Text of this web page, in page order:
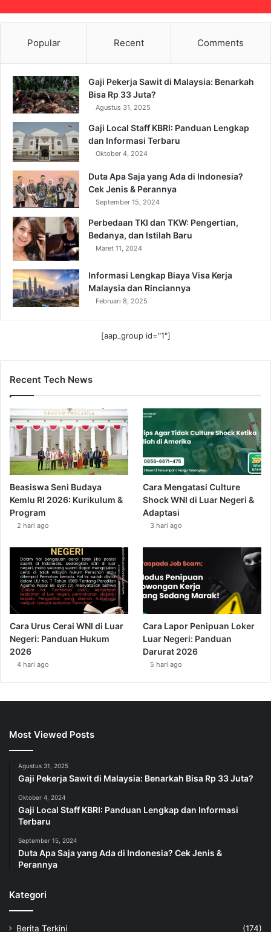
Popular Recent Comments
Gaji Pekerja Sawit di Malaysia: Benarkah
Bisa Rp 33 Juta?
Agustus 31, 2025
Gaji Local Staff KBRI: Panduan Lengkap
dan Informasi Terbaru
Oktober 4, 2024
Duta Apa Saja yang Ada di Indonesia?
Cek Jenis & Perannya
September 15, 2024
Perbedaan TKI dan TKW: Pengertian,
Bedanya, dan Istilah Baru
Maret 11, 2024
Informasi Lengkap Biaya Visa Kerja
Malaysia dan Rinciannya
Februari 8, 2025
[aap_group id="1"]
Recent Tech News
Beasiswa Seni Budaya
Kemlu RI 2026: Kurikulum &
Program
2 hari ago
Cara Mengatasi Culture
Shock WNI di Luar Negeri &
Adaptasi
3 hari ago
Cara Urus Cerai WNI di Luar
Negeri: Panduan Hukum
2026
4 hari ago
Cara Lapor Penipuan Loker
Luar Negeri: Panduan
Darurat 2026
5 hari ago
Most Viewed Posts
Agustus 31, 2025
Gaji Pekerja Sawit di Malaysia: Benarkah Bisa Rp 33 Juta?
Oktober 4, 2024
Gaji Local Staff KBRI: Panduan Lengkap dan Informasi
Terbaru
September 15, 2024
Duta Apa Saja yang Ada di Indonesia? Cek Jenis &
Perannya
Kategori
Berita Terkini
(174)